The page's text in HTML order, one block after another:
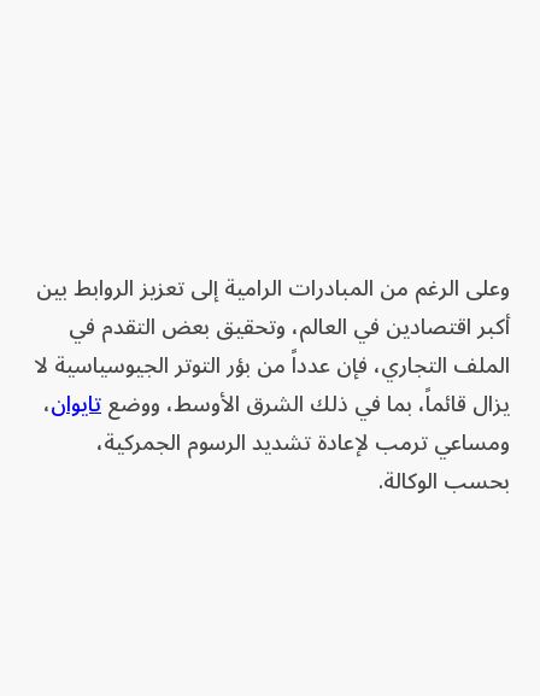
وعلى الرغم من المبادرات الرامية إلى تعزيز الروابط بين
أكبر اقتصادين في العالم، وتحقيق بعض التقدم في
الملف التجاري، فإن عدداً من بؤر التوتر الجيوسياسية لا
يزال قائماً، بما في ذلك الشرق الأوسط، ووضعتايوان،
ومساعي ترمب لإعادة تشديد الرسوم الجمركية،
بحسب الوكالة.